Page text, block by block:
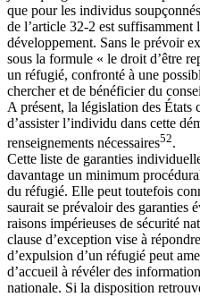
que pour les individus
de l’article 32-2 est suffisamment
développement. Sans le prévoir
sous la formule « le droit d’être
un réfugié, confronté à une
chercher et de bénéficier du
A présent, la législation des
d’assister l’individu dans cette
renseignements nécessaires52.
Cette liste de garanties
davantage un minimum
du réfugié. Elle peut toutefois
saurait se prévaloir des garanties
raisons impérieuses de sécurité
clause d’exception vise à
d’expulsion d’un réfugié peut
d’accueil à révéler des
nationale. Si la disposition